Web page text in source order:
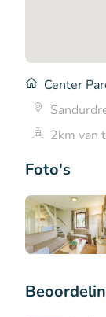
Foto's
Center
2km van